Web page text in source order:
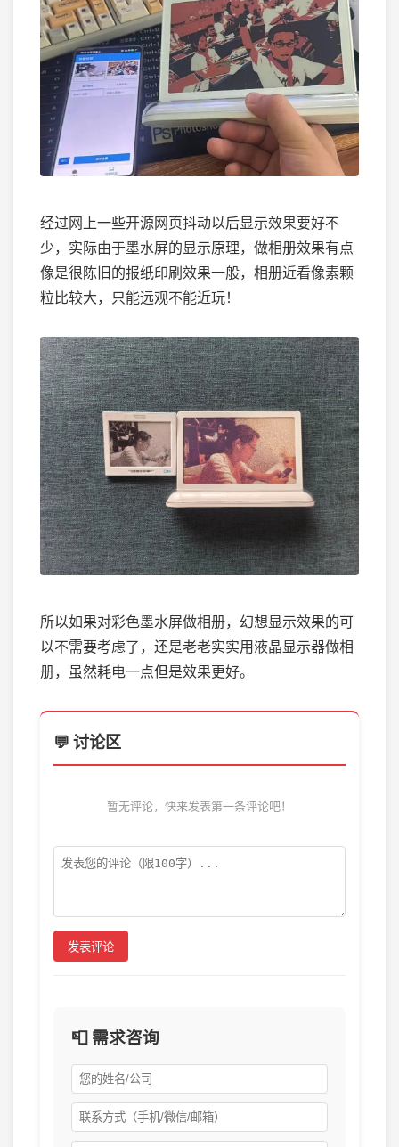
经过网上一些开源网页抖动以后显示效果要好不
少，实际由于墨水屏的显示原理，做相册效果有点
像是很陈旧的报纸印刷效果一般，相册近看像素颗
粒比较大，只能远观不能近玩！
所以如果对彩色墨水屏做相册，幻想显示效果的可
以不需要考虑了，还是老老实实用液晶显示器做相
册，虽然耗电一点但是效果更好。
💬 讨论区
暂无评论，快来发表第一条评论吧！
发表评论
📮 需求咨询